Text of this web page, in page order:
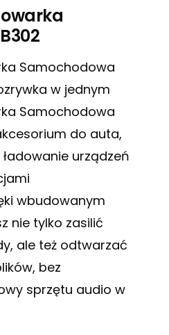
Samochodowa
w jednym
Samochodowa
do auta,
urządzeń
wbudowanym
nie tylko zasilić
ale też odtwarzać
bez
sprzętu audio w